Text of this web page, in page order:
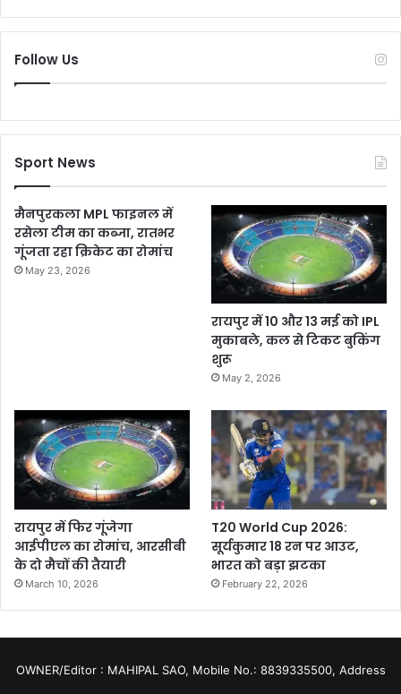
Follow Us
Sport News
मैनपुरकला MPL फाइनल में
रसेला टीम का कब्जा, रातभर
गूंजता रहा क्रिकेट का रोमांच
May 23, 2026
रायपुर में 10 और 13 मई को IPL
मुकाबले, कल से टिकट बुकिंग
शुरू
May 2, 2026
रायपुर में फिर गूंजेगा
आईपीएल का रोमांच, आरसीबी
के दो मैचों की तैयारी
March 10, 2026
T20 World Cup 2026:
सूर्यकुमार 18 रन पर आउट,
भारत को बड़ा झटका
February 22, 2026
OWNER/Editor : MAHIPAL SAO, Mobile No.: 8839335500, Address